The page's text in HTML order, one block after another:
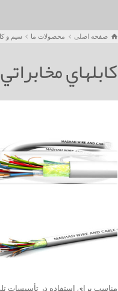
صفحه اصلی محصولات ما سیم و
کابلهاي
مناسب برای استفاده در تأسيسات